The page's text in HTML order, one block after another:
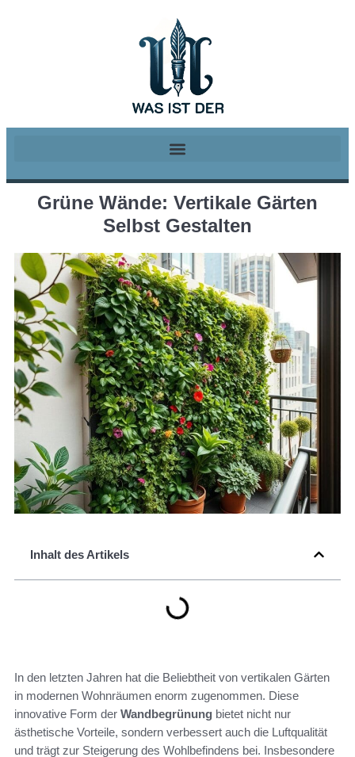
Grüne Wände: Vertikale Gärten
Selbst Gestalten
Inhalt des Artikels
In den letzten Jahren hat die Beliebtheit von vertikalen Gärten
in modernen Wohnräumen enorm zugenommen. Diese
innovative Form der Wandbegrünung bietet nicht nur
ästhetische Vorteile, sondern verbessert auch die Luftqualität
und trägt zur Steigerung des Wohlbefindens bei. Insbesondere